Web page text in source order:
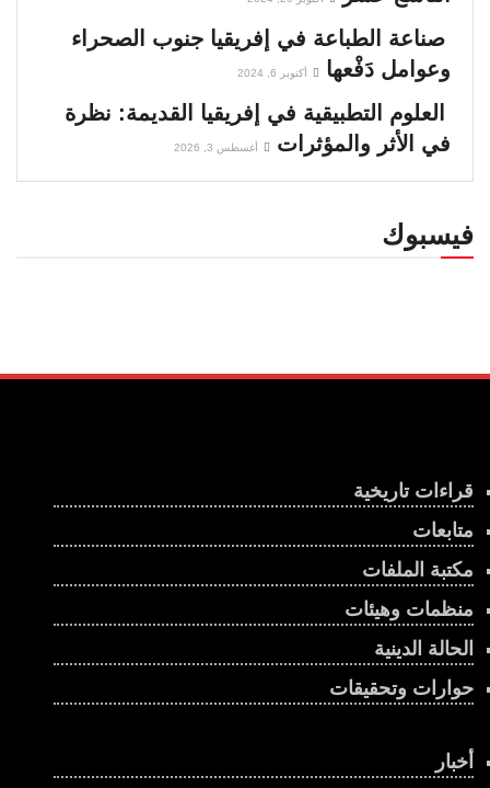
صناعة الطباعة في إفريقيا جنوب الصحراء
وعوامل دَفْعها
أكتوبر 6, 2024
العلوم التطبيقية في إفريقيا القديمة: نظرة
في الأثر والمؤثرات
أغسطس 3, 2026
فيسبوك
قراءات تاريخية
متابعات
مكتبة الملفات
منظمات وهيئات
الحالة الدينية
حوارات وتحقيقات
أخبار